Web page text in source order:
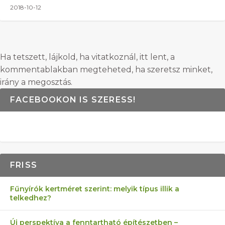
2018-10-12
Ha tetszett, lájkold, ha vitatkoznál, itt lent, a
kommentablakban megteheted, ha szeretsz minket,
irány a megosztás.
FACEBOOKON IS SZERESS!
FRISS
Fűnyírók kertméret szerint: melyik típus illik a
telkedhez?
Új perspektíva a fenntartható építészetben –